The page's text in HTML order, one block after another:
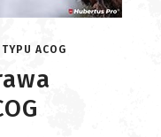
ACOG